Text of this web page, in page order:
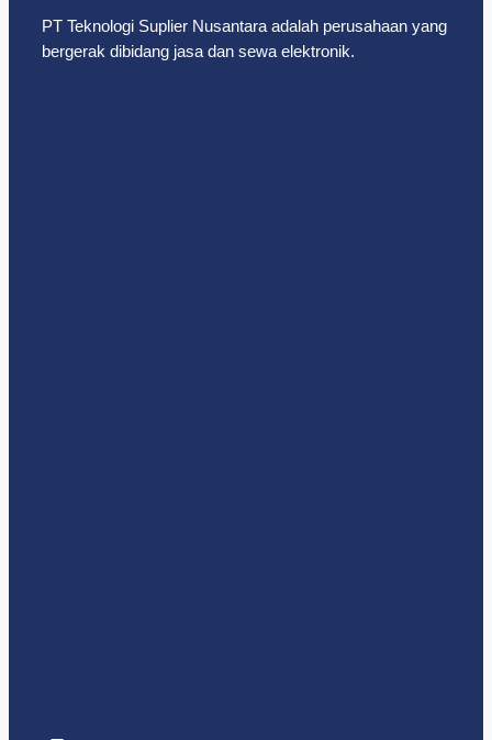
PT Teknologi Suplier Nusantara adalah perusahaan yang
bergerak dibidang jasa dan sewa elektronik.